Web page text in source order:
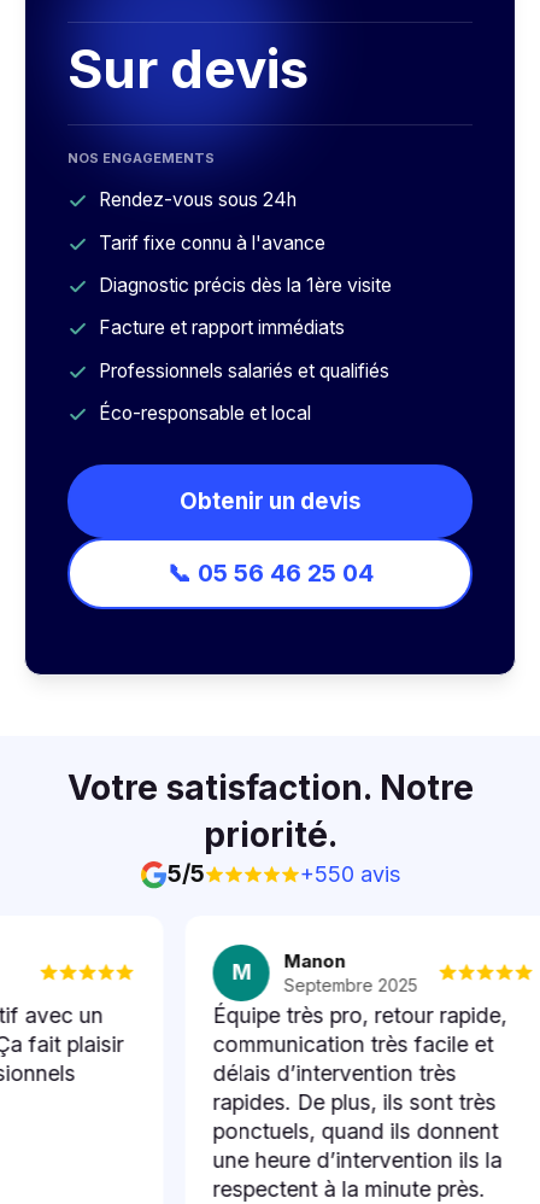
Sur devis
NOS ENGAGEMENTS
Rendez-vous sous 24h
Tarif fixe connu à l'avance
Diagnostic précis dès la 1ère visite
Facture et rapport immédiats
Professionnels salariés et qualifiés
Éco-responsable et local
Obtenir un devis
📞 05 56 46 25 04
Votre satisfaction. Notre
priorité.
5/5 +550 avis
un
plaisir
Manon
Septembre 2025
Équipe très pro, retour rapide,
communication très facile et
délais d’intervention très
rapides. De plus, ils sont très
ponctuels, quand ils donnent
une heure d’intervention ils la
respectent à la minute près.